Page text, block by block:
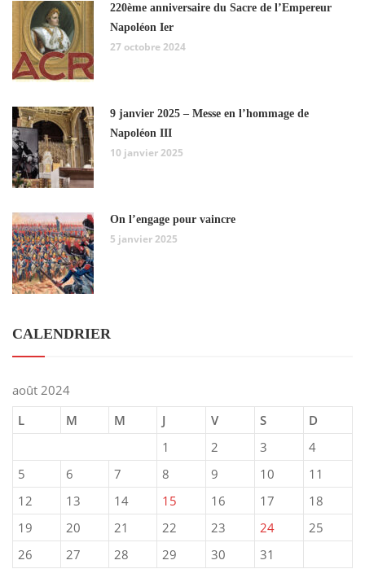
220ème anniversaire du Sacre de l’Empereur
Napoléon Ier
27 octobre 2024
9 janvier 2025 – Messe en l’hommage de
Napoléon III
10 janvier 2025
On l’engage pour vaincre
5 janvier 2025
CALENDRIER
août 2024
L
M M J V S
D
1
2 3
4
5
6 7 8 9 10
11
12
13 14 15 16 17
18
19
20 21 22 23 24
25
26
27 28 29 30 31